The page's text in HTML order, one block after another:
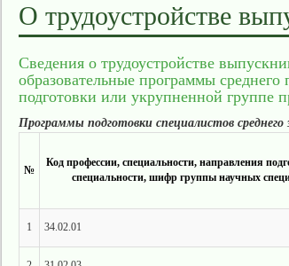
О трудоустройстве
Сведения о трудоустройстве
образовательные программы
подготовки или укрупненной группе
Программы подготовки специалистов среднего
№
Код профессии, специальности, направления
специальности, шифр группы научных
1 34.02.01